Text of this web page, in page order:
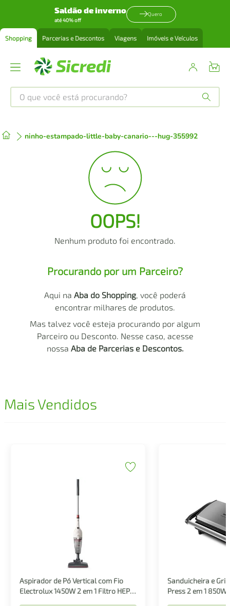
Saldão de inverno
até 40% off
Quero
Shopping Parcerias e Descontos Viagens Imóveis e Veículos
O que você está procurando?
ninho-estampado-little-baby-canario---hug-355992
OOPS!
Nenhum produto foi encontrado.
Procurando por um Parceiro?
Aqui na Aba do Shopping, você poderá
encontrar milhares de produtos.
Mas talvez você esteja procurando por algum
Parceiro ou Desconto. Nesse caso, acesse
nossa Aba de Parcerias e Descontos.
Mais Vendidos
Aspirador de Pó Vertical com Fio
Electrolux 1450W 2 em 1 Filtro HEPA
Sanduicheira e
Press 2 em 1 850W